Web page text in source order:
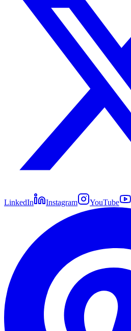
LinkedIn Instagram YouTube